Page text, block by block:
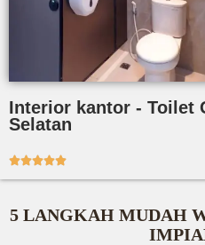
Interior kantor - Toilet
Selatan

5 LANGKAH MUDAH